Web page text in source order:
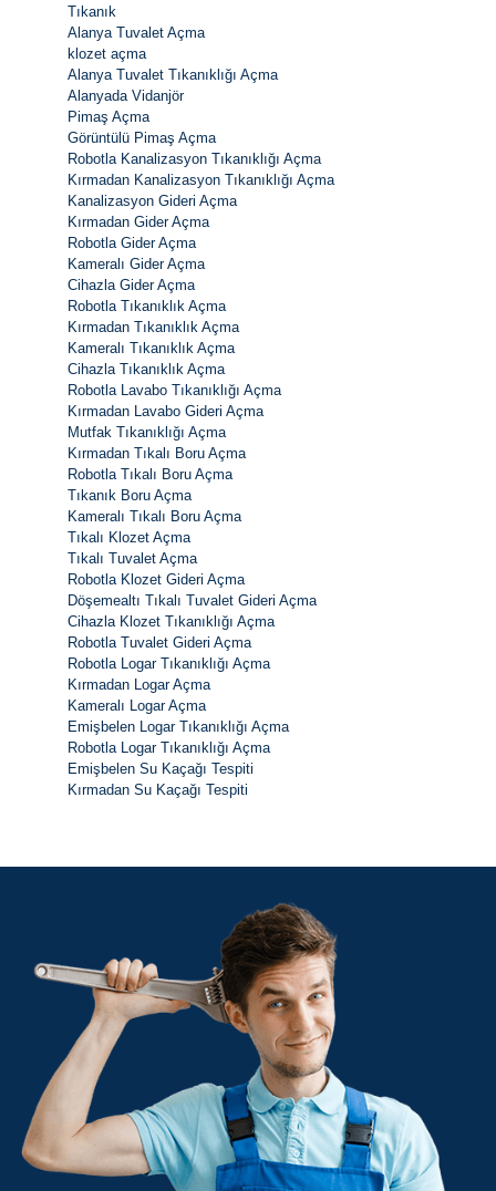
Tıkanık
Alanya Tuvalet Açma
klozet açma
Alanya Tuvalet Tıkanıklığı Açma
Alanyada Vidanjör
Pimaş Açma
Görüntülü Pimaş Açma
Robotla Kanalizasyon Tıkanıklığı Açma
Kırmadan Kanalizasyon Tıkanıklığı Açma
Kanalizasyon Gideri Açma
Kırmadan Gider Açma
Robotla Gider Açma
Kameralı Gider Açma
Cihazla Gider Açma
Robotla Tıkanıklık Açma
Kırmadan Tıkanıklık Açma
Kameralı Tıkanıklık Açma
Cihazla Tıkanıklık Açma
Robotla Lavabo Tıkanıklığı Açma
Kırmadan Lavabo Gideri Açma
Mutfak Tıkanıklığı Açma
Kırmadan Tıkalı Boru Açma
Robotla Tıkalı Boru Açma
Tıkanık Boru Açma
Kameralı Tıkalı Boru Açma
Tıkalı Klozet Açma
Tıkalı Tuvalet Açma
Robotla Klozet Gideri Açma
Döşemealtı Tıkalı Tuvalet Gideri Açma
Cihazla Klozet Tıkanıklığı Açma
Robotla Tuvalet Gideri Açma
Robotla Logar Tıkanıklığı Açma
Kırmadan Logar Açma
Kameralı Logar Açma
Emişbelen Logar Tıkanıklığı Açma
Robotla Logar Tıkanıklığı Açma
Emişbelen Su Kaçağı Tespiti
Kırmadan Su Kaçağı Tespiti